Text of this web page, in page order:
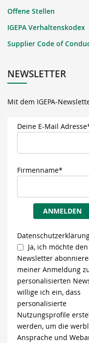
Offene Stellen
IGEPA Verhaltenskodex
Supplier Code of
NEWSLETTER
Mit dem IGEPA-
Deine E-Mail
Firmenname*
ANMELDEN
Ja, ich möchte den
Newsletter
meiner Anmeldung
personalisierten
willige ich ein, dass
personalisierte
Nutzungsprofile
werden, um die
Ansprache und